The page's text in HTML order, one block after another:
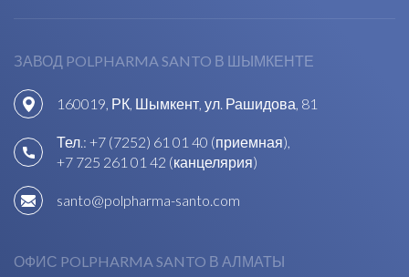
ЗАВОД POLPHARMA SANTO В ШЫМКЕНТЕ
160019, РК, Шымкент, ул. Рашидова, 81
Тел.: +7 (7252) 61 01 40 (приемная),
+7 725 261 01 42 (канцелярия)
santo@polpharma-santo.com
ОФИС POLPHARMA SANTO В АЛМАТЫ